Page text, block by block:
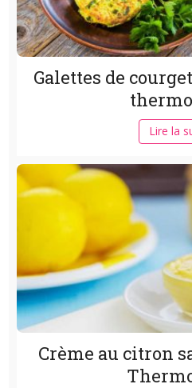
Galettes de
Lire la
Crème au citron